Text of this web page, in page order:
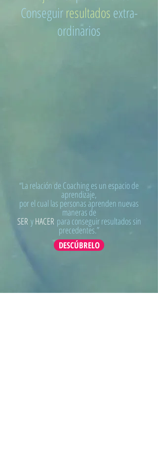
Conseguirresultadosextra-
ordinarios
“La relación de Coaching es un espacio de
aprendizaje,
por el cual las personas aprenden nuevas
maneras de
SER yHACER para conseguir resultados sin
precedentes.”
DESCÚBRELO